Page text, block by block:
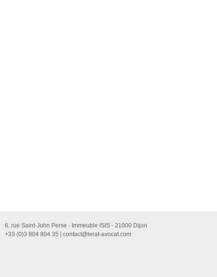
6, rue Saint-John Perse - Immeuble ISIS - 21000 Dijon
+33 (0)3 804 804 35 | contact@lerat-avocat.com